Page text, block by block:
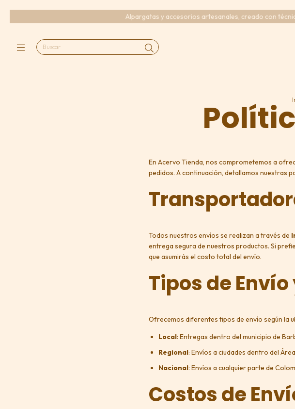
Alpargatas y accesorios artesanales, creado con
En Acervo Tienda, nos comprometemos a
pedidos. A continuación, detallamos nuestras
Todos nuestros envíos se realizan a través de
entrega segura de nuestros productos. Si
que asumirás el costo total del envío.
Tipos de
Ofrecemos diferentes tipos de envío según la
Local: Entregas dentro del municipio de
Regional: Envíos a ciudades dentro del
Nacional: Envíos a cualquier parte de
Costos de